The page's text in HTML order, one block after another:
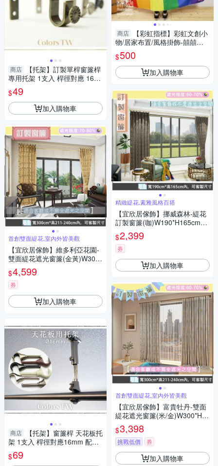
商店
【托架】訂製單桿窗簾桿
專用托架 1支入 桿徑對應 16m
m 配件 五金用品
$49
加入購物車
首創雙面緹花,室內外皆美觀
【宜欣居傢飾】維多利亞花園-
雙面緹花遮光窗簾(金黃)W300*
H211-240cm以內*2片/台灣製
$4,599
券
加入購物車
商店
【托架】窗簾桿 天花板托
架 1支入 桿徑對應16mm 配件
五金用品
$69
商店
【彩虹指標】彩虹文創小
物/居家布置/風格掛飾-囍囍款
掛毯
$500
加入購物車
精緻緹花,素雅風格百搭
【宜欣居傢飾】挪威森林-緹花
訂製窗簾(咖)W190*H165cm以
內*2片/半腰/台灣製MIT
$2,399
券
加入購物車
首創雙面緹花,室內外皆美觀
【宜欣居傢飾】富貴牡丹-雙面
緹花遮光窗簾(米/金)W300*H21
1-240cm以內(可指定尺寸)*2
片/遮光/摺景/落地/窗簾/台灣製
MIT
$3,398
挑戰低價 券
加入購物車